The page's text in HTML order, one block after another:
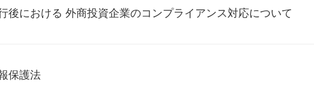
後における 外商投資企業のコンプライアンス対応について
保護法